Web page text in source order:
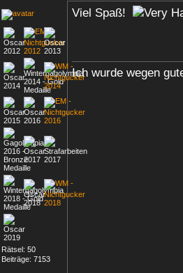
Rätsel: 50
Beiträge: 7153
Viel Spaß!
Ich wurde wegen